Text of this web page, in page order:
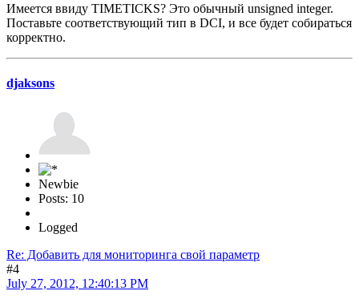
Имеется ввиду TIMETICKS? Это обычный unsigned integer.
Поставьте соответствующий тип в DCI, и все будет собираться
корректно.
djaksons
Newbie
Posts: 10
Logged
Re: Добавить для мониторинга свой параметр
#4
July 27, 2012, 12:40:13 PM